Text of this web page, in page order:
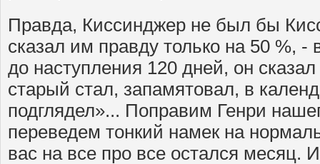
Правда, Киссинджер не был бы
сказал им правду только на 50 %, -
до наступления 120 дней, он
старый стал, запамятовал, в
подглядел»... Поправим Генри
переведем тонкий намек на
вас на все про все остался месяц.